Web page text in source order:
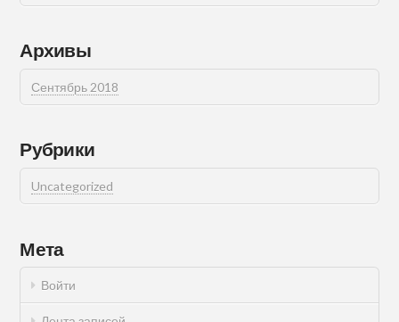
Архивы
Сентябрь 2018
Рубрики
Uncategorized
Мета
Войти